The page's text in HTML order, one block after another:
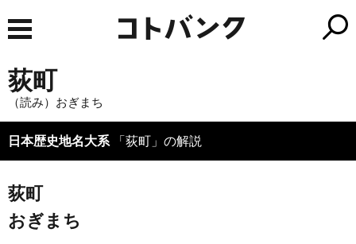
荻町
（読み）おぎまち
日本歴史地名大系 「荻町」の解説
荻町
おぎまち